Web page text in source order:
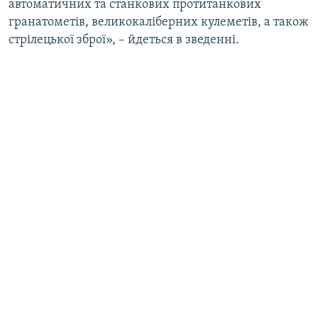
автоматичних та станкових протитанкових
гранатометів, великокаліберних кулеметів, а також
стрілецької зброї», – йдеться в зведенні.